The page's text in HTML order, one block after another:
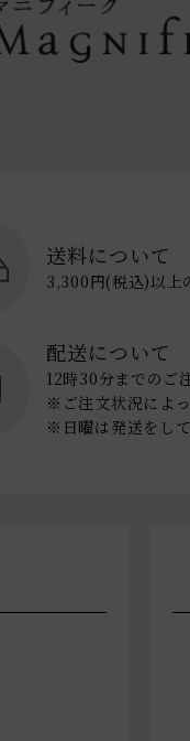
送料について
3,300円(税込)以上
配送について
12時30分までのご
※ご注文状況によ
※日曜は発送をして